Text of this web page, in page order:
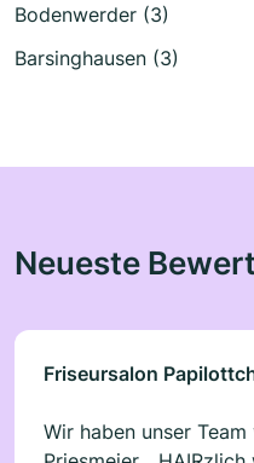
Bodenwerder (3)
Barsinghausen (3)
Neueste
Friseursalon
Wir haben unser